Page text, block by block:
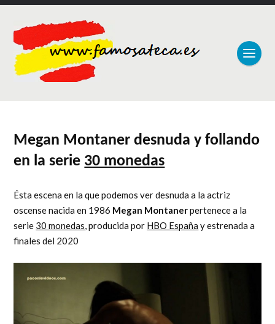
Megan Montaner desnuda y follando
en la serie 30 monedas
Ésta escena en la que podemos ver desnuda a la actriz
oscense nacida en 1986 Megan Montanerpertenece a la
serie 30 monedas, producida por HBO España y estrenada a
finales del 2020